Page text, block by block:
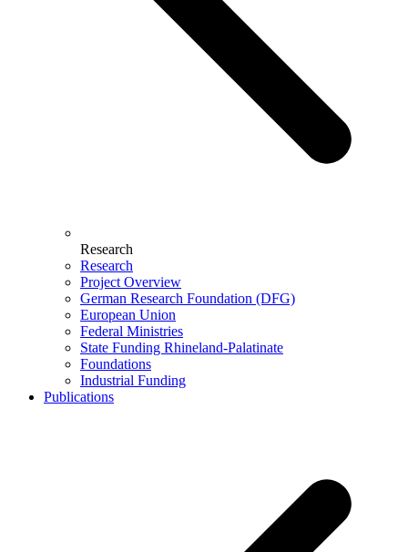
Research
Research
Project Overview
German Research Foundation (DFG)
European Union
Federal Ministries
State Funding Rhineland-Palatinate
Foundations
Industrial Funding
Publications